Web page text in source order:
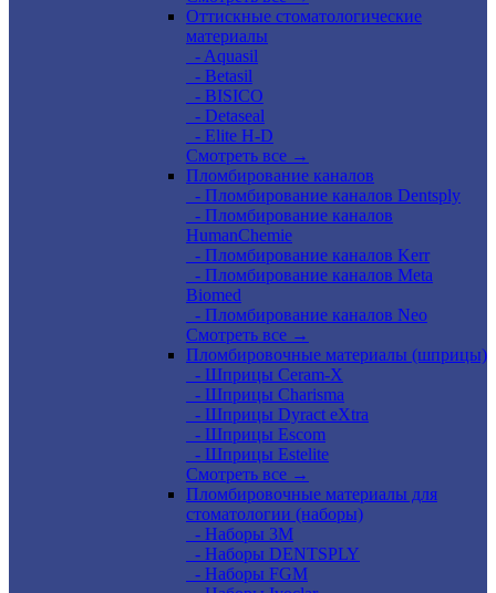
Оттискные стоматологические
материалы
- Aquasil
- Betasil
- BISICO
- Detaseal
- Elite H-D
Смотреть все →
Пломбирование каналов
- Пломбирование каналов Dentsply
- Пломбирование каналов
HumanChemie
- Пломбирование каналов Kerr
- Пломбирование каналов Meta
Biomed
- Пломбирование каналов Neo
Смотреть все →
Пломбировочные материалы (шприцы)
- Шприцы Ceram-X
- Шприцы Charisma
- Шприцы Dyract eXtra
- Шприцы Escom
- Шприцы Estelite
Смотреть все →
Пломбировочные материалы для
стоматологии (наборы)
- Наборы 3М
- Наборы DENTSPLY
- Наборы FGM